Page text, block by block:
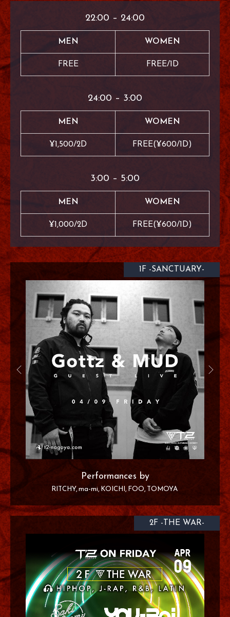
22:00 – 24:00
MEN WOMEN
FREE FREE/1D
24:00 – 3:00
MEN WOMEN
¥1,500/2D FREE(¥600/1D)
3:00 – 5:00
MEN WOMEN
¥1,000/2D FREE(¥600/1D)
1F -SANCTUARY-
Performances by
RITCHY ma-mi KOICHI FOO TOMOYA
2F -THE WAR-